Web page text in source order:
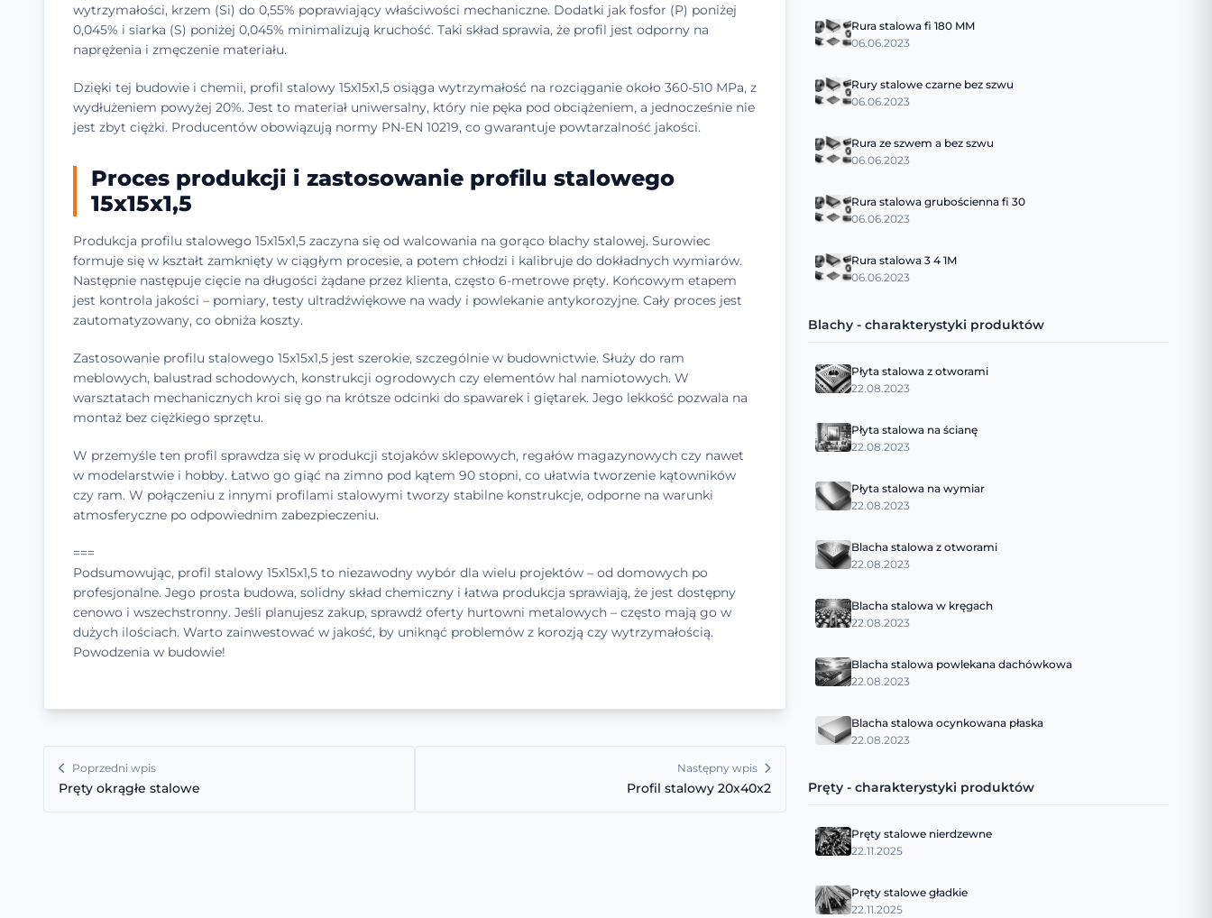
wytrzymałości, krzem (Si) do 0,55% poprawiający właściwości mechaniczne. Dodatki jak fosfor (P) poniżej
0,045% i siarka (S) poniżej 0,045% minimalizują kruchość. Taki skład sprawia, że profil jest odporny na
naprężenia i zmęczenie materiału.
Dzięki tej budowie i chemii, profil stalowy 15x15x1,5 osiąga wytrzymałość na rozciąganie około 360-510 MPa, z
wydłużeniem powyżej 20%. Jest to materiał uniwersalny, który nie pęka pod obciążeniem, a jednocześnie nie
jest zbyt ciężki. Producentów obowiązują normy PN-EN 10219, co gwarantuje powtarzalność jakości.
Proces produkcji i zastosowanie profilu stalowego
15x15x1,5
Produkcja profilu stalowego 15x15x1,5 zaczyna się od walcowania na gorąco blachy stalowej. Surowiec
formuje się w kształt zamknięty w ciągłym procesie, a potem chłodzi i kalibruje do dokładnych wymiarów.
Następnie następuje cięcie na długości żądane przez klienta, często 6-metrowe pręty. Końcowym etapem
jest kontrola jakości – pomiary, testy ultradźwiękowe na wady i powlekanie antykorozyjne. Cały proces jest
zautomatyzowany, co obniża koszty.
Zastosowanie profilu stalowego 15x15x1,5 jest szerokie, szczególnie w budownictwie. Służy do ram
meblowych, balustrad schodowych, konstrukcji ogrodowych czy elementów hal namiotowych. W
warsztatach mechanicznych kroi się go na krótsze odcinki do spawarek i giętarek. Jego lekkość pozwala na
montaż bez ciężkiego sprzętu.
W przemyśle ten profil sprawdza się w produkcji stojaków sklepowych, regałów magazynowych czy nawet
w modelarstwie i hobby. Łatwo go giąć na zimno pod kątem 90 stopni, co ułatwia tworzenie kątowników
czy ram. W połączeniu z innymi profilami stalowymi tworzy stabilne konstrukcje, odporne na warunki
atmosferyczne po odpowiednim zabezpieczeniu.
===
Podsumowując, profil stalowy 15x15x1,5 to niezawodny wybór dla wielu projektów – od domowych po
profesjonalne. Jego prosta budowa, solidny skład chemiczny i łatwa produkcja sprawiają, że jest dostępny
cenowo i wszechstronny. Jeśli planujesz zakup, sprawdź oferty hurtowni metalowych – często mają go w
dużych ilościach. Warto zainwestować w jakość, by uniknąć problemów z korozją czy wytrzymałością.
Powodzenia w budowie!
Poprzedni wpis
Pręty okrągłe stalowe
Następny wpis
Profil stalowy 20x40x2
Rura stalowa fi 180 MM
06.06.2023
Rury stalowe czarne bez szwu
06.06.2023
Rura ze szwem a bez szwu
06.06.2023
Rura stalowa grubościenna fi 30
06.06.2023
Rura stalowa 3 4 1M
06.06.2023
Blachy - charakterystyki produktów
Płyta stalowa z otworami
22.08.2023
Płyta stalowa na ścianę
22.08.2023
Płyta stalowa na wymiar
22.08.2023
Blacha stalowa z otworami
22.08.2023
Blacha stalowa w kręgach
22.08.2023
Blacha stalowa powlekana dachówkowa
22.08.2023
Blacha stalowa ocynkowana płaska
22.08.2023
Pręty - charakterystyki produktów
Pręty stalowe nierdzewne
22.11.2025
Pręty stalowe gładkie
22.11.2025